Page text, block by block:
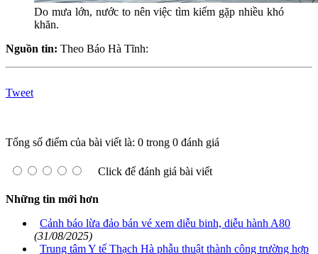
Do mưa lớn, nước to nên việc tìm kiếm gặp nhiều khó
khăn.
Nguồn tin: Theo Báo Hà Tĩnh:
Tweet
Tổng số điểm của bài viết là: 0 trong 0 đánh giá
Click để đánh giá bài viết
Những tin mới hơn
Cảnh báo lừa đảo bán vé xem diễu binh, diễu hành A80
(31/08/2025)
Trung tâm Y tế Thạch Hà phẫu thuật thành công trường hợp